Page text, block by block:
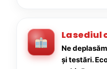
La sediul
Ne
și testări.